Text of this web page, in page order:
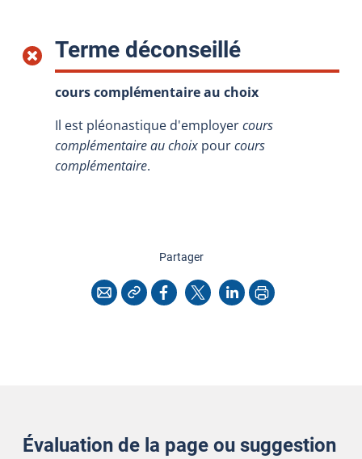
Terme déconseillé:
cours complémentaire au choix
Il est pléonastique d'employercours
complémentaire au choix pourcours
complémentaire.
Partagercette page
CourrielCopier l'adresse
Facebook
X LinkedInImprimer
Évaluation de la page ou suggestion